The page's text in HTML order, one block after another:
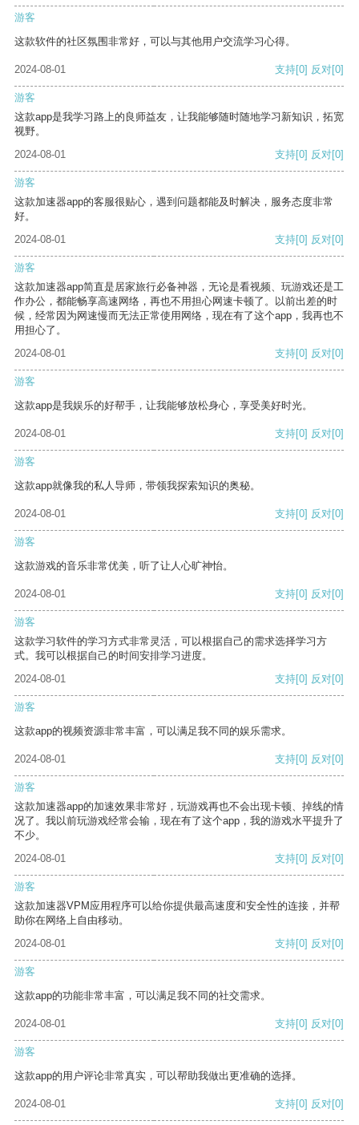
游客
这款软件的社区氛围非常好，可以与其他用户交流学习心得。
2024-08-01 支持[0] 反对[0]
游客
这款app是我学习路上的良师益友，让我能够随时随地学习新知识，拓宽
视野。
2024-08-01
支持[0] 反对[0]
游客
这款加速器app的客服很贴心，遇到问题都能及时解决，服务态度非常
好。
2024-08-01
支持[0] 反对[0]
游客
这款加速器app简直是居家旅行必备神器，无论是看视频、玩游戏还是工
作办公，都能畅享高速网络，再也不用担心网速卡顿了。以前出差的时
候，经常因为网速慢而无法正常使用网络，现在有了这个app，我再也不
用担心了。
2024-08-01
支持[0] 反对[0]
游客
这款app是我娱乐的好帮手，让我能够放松身心，享受美好时光。
2024-08-01 支持[0] 反对[0]
游客
这款app就像我的私人导师，带领我探索知识的奥秘。
2024-08-01 支持[0] 反对[0]
游客
这款游戏的音乐非常优美，听了让人心旷神怡。
2024-08-01 支持[0] 反对[0]
游客
这款学习软件的学习方式非常灵活，可以根据自己的需求选择学习方
式。我可以根据自己的时间安排学习进度。
2024-08-01
支持[0] 反对[0]
游客
这款app的视频资源非常丰富，可以满足我不同的娱乐需求。
2024-08-01 支持[0] 反对[0]
游客
这款加速器app的加速效果非常好，玩游戏再也不会出现卡顿、掉线的情
况了。我以前玩游戏经常会输，现在有了这个app，我的游戏水平提升了
不少。
2024-08-01
支持[0] 反对[0]
游客
这款加速器VPM应用程序可以给你提供最高速度和安全性的连接，并帮
助你在网络上自由移动。
2024-08-01
支持[0] 反对[0]
游客
这款app的功能非常丰富，可以满足我不同的社交需求。
2024-08-01 支持[0] 反对[0]
游客
这款app的用户评论非常真实，可以帮助我做出更准确的选择。
2024-08-01 支持[0] 反对[0]